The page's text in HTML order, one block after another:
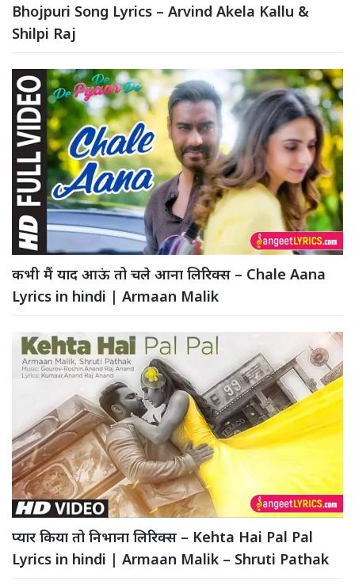
Bhojpuri Song Lyrics – Arvind Akela Kallu &
Shilpi Raj
कभी मैं याद आऊं तो चले आना लिरिक्स – Chale Aana
Lyrics in hindi | Armaan Malik
प्यार किया तो निभाना लिरिक्स – Kehta Hai Pal Pal
Lyrics in hindi | Armaan Malik – Shruti Pathak